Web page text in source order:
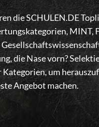
die SCHULEN.DE
MINT,
die Nase vorn?
um
Angebot machen.